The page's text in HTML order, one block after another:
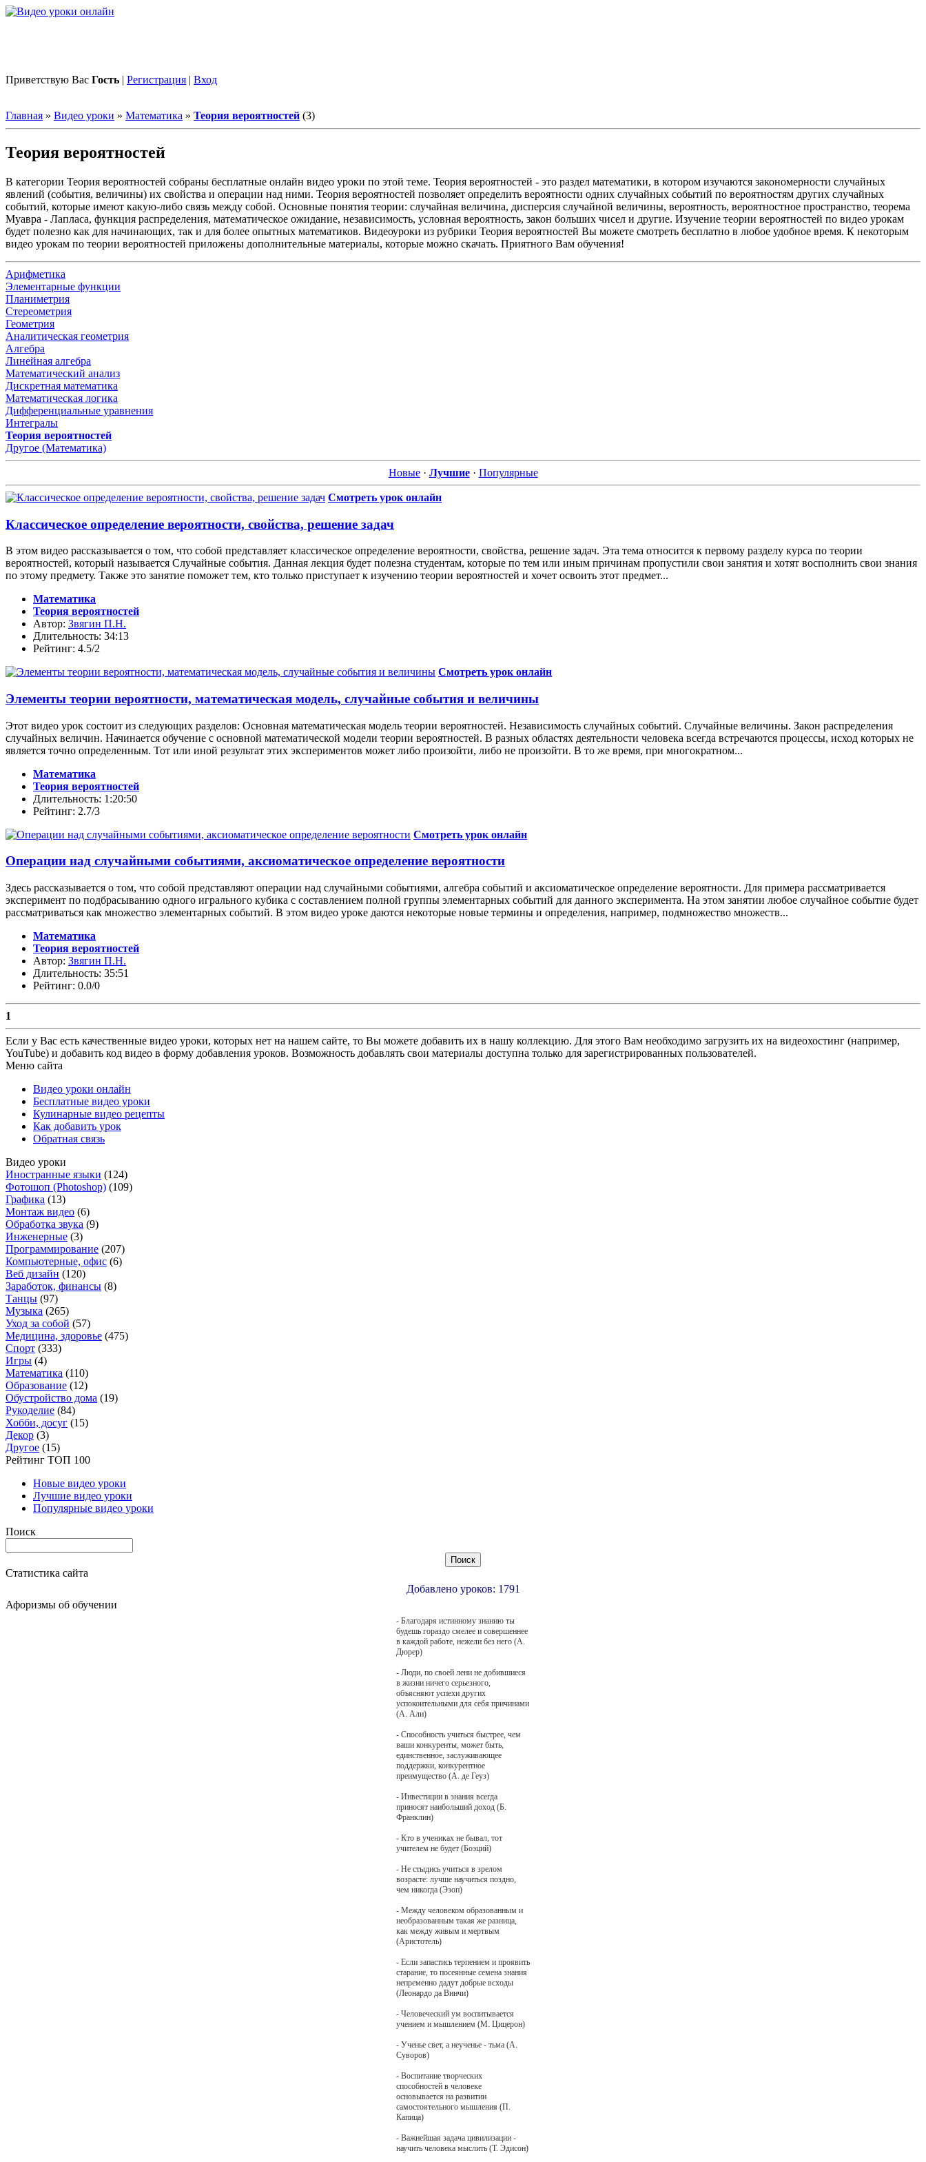
Приветствую Вас Гость | Регистрация | Вход
Главная » Видео уроки » Математика » Теория вероятностей (3)
Теория вероятностей
В категории Теория вероятностей собраны бесплатные онлайн видео уроки по этой теме. Теория вероятностей - это раздел математики, в котором изучаются закономерности случайных
явлений (события, величины) их свойства и операции над ними. Теория вероятностей позволяет определить вероятности одних случайных событий по вероятностям других случайных
событий, которые имеют какую-либо связь между собой. Основные понятия теории: случайная величина, дисперсия случайной величины, вероятность, вероятностное пространство, теорема
Муавра - Лапласа, функция распределения, математическое ожидание, независимость, условная вероятность, закон больших чисел и другие. Изучение теории вероятностей по видео урокам
будет полезно как для начинающих, так и для более опытных математиков. Видеоуроки из рубрики Теория вероятностей Вы можете смотреть бесплатно в любое удобное время. К некоторым
видео урокам по теории вероятностей приложены дополнительные материалы, которые можно скачать. Приятного Вам обучения!
Арифметика
Элементарные функции
Планиметрия
Стереометрия
Геометрия
Аналитическая геометрия
Алгебра
Линейная алгебра
Математический анализ
Дискретная математика
Математическая логика
Дифференциальные уравнения
Интегралы
Теория вероятностей
Другое (Математика)
Новые · Лучшие · Популярные
Смотреть урок онлайн
Классическое определение вероятности, свойства, решение задач
В этом видео рассказывается о том, что собой представляет классическое определение вероятности, свойства, решение задач. Эта тема относится к первому разделу курса по теории
вероятностей, который называется Случайные события. Данная лекция будет полезна студентам, которые по тем или иным причинам пропустили свои занятия и хотят восполнить свои знания
по этому предмету. Также это занятие поможет тем, кто только приступает к изучению теории вероятностей и хочет освоить этот предмет...
Математика
Теория вероятностей
Автор: Звягин П.Н.
Длительность: 34:13
Рейтинг: 4.5/2
Смотреть урок онлайн
Элементы теории вероятности, математическая модель, случайные события и величины
Этот видео урок состоит из следующих разделов: Основная математическая модель теории вероятностей. Независимость случайных событий. Случайные величины. Закон распределения
случайных величин. Начинается обучение с основной математической модели теории вероятностей. В разных областях деятельности человека всегда встречаются процессы, исход которых не
является точно определенным. Тот или иной результат этих экспериментов может либо произойти, либо не произойти. В то же время, при многократном...
Математика
Теория вероятностей
Длительность: 1:20:50
Рейтинг: 2.7/3
Смотреть урок онлайн
Операции над случайными событиями, аксиоматическое определение вероятности
Здесь рассказывается о том, что собой представляют операции над случайными событиями, алгебра событий и аксиоматическое определение вероятности. Для примера рассматривается
эксперимент по подбрасыванию одного игрального кубика с составлением полной группы элементарных событий для данного эксперимента. На этом занятии любое случайное событие будет
рассматриваться как множество элементарных событий. В этом видео уроке даются некоторые новые термины и определения, например, подмножество множеств...
Математика
Теория вероятностей
Автор: Звягин П.Н.
Длительность: 35:51
Рейтинг: 0.0/0
1
Если у Вас есть качественные видео уроки, которых нет на нашем сайте, то Вы можете добавить их в нашу коллекцию. Для этого Вам необходимо загрузить их на видеохостинг (например,
YouTube) и добавить код видео в форму добавления уроков. Возможность добавлять свои материалы доступна только для зарегистрированных пользователей.
Меню сайта
Видео уроки онлайн
Бесплатные видео уроки
Кулинарные видео рецепты
Как добавить урок
Обратная связь
Видео уроки
Иностранные языки (124)
Фотошоп (Photoshop) (109)
Графика (13)
Монтаж видео (6)
Обработка звука (9)
Инженерные (3)
Программирование (207)
Компьютерные, офис (6)
Веб дизайн (120)
Заработок, финансы (8)
Танцы (97)
Музыка (265)
Уход за собой (57)
Медицина, здоровье (475)
Спорт (333)
Игры (4)
Математика (110)
Образование (12)
Обустройство дома (19)
Рукоделие (84)
Хобби, досуг (15)
Декор (3)
Другое (15)
Рейтинг ТОП 100
Новые видео уроки
Лучшие видео уроки
Популярные видео уроки
Поиск
Статистика сайта
Добавлено уроков: 1791
Афоризмы об обучении
- Благодаря истинному знанию ты
будешь гораздо смелее и совершеннее
в каждой работе, нежели без него (А.
Дюрер)
- Люди, по своей лени не добившиеся
в жизни ничего серьезного,
объясняют успехи других
успокоительными для себя причинами
(А. Али)
- Способность учиться быстрее, чем
ваши конкуренты, может быть,
единственное, заслуживающее
поддержки, конкурентное
преимущество (А. де Геуз)
- Инвестиции в знания всегда
приносят наибольший доход (Б.
Франклин)
- Кто в учениках не бывал, тот
учителем не будет (Боэций)
- Не стыдись учиться в зрелом
возрасте: лучше научиться поздно,
чем никогда (Эзоп)
- Между человеком образованным и
необразованным такая же разница,
как между живым и мертвым
(Аристотель)
- Если запастись терпением и проявить
старание, то посеянные семена знания
непременно дадут добрые всходы
(Леонардо да Винчи)
- Человеческий ум воспитывается
учением и мышлением (М. Цицерон)
- Ученье свет, а неученье - тьма (А.
Суворов)
- Воспитание творческих
способностей в человеке
основывается на развитии
самостоятельного мышления (П.
Капица)
- Важнейшая задача цивилизации -
научить человека мыслить (Т. Эдисон)